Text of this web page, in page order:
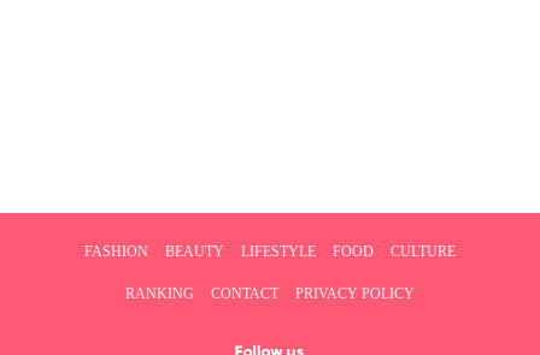
FASHION BEAUTY LIFESTYLE FOOD CULTURE
RANKING CONTACT PRIVACY POLICY